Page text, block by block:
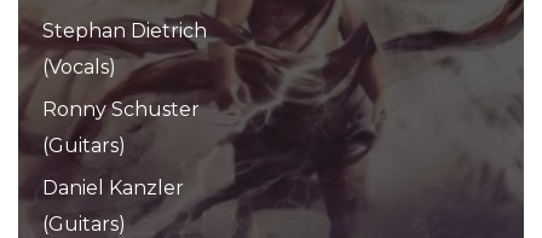
Stephan Dietrich
(Vocals)
Ronny Schuster
(Guitars)
Daniel Kanzler
(Guitars)